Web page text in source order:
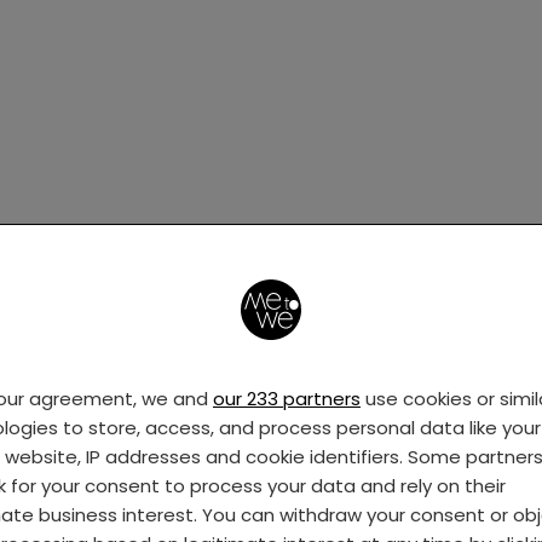
agreement, we and our 233 partners use cookies or
to store, access, and process personal data like
IP addresses and cookie identifiers. Some
for your consent to process your data and rely on their
business interest. You can withdraw your consent or
seks
kinderen, ik was al wat ouder, 36, dus we
maken. Johan vond het best, hij doet eigenlijk
haha. Toen Tim werd geboren, hadden we een
meer. Gewoon geen behoefte aan, met al dat
Ik hoefde niet. En Johan liet me met rust.
en wordt alles wat rustiger. De laatste jaren
seks, maar alleen als we een weekendje weg
keer samen lekker dronken waren geworden.
Ik troostte me al die tijd maar met de